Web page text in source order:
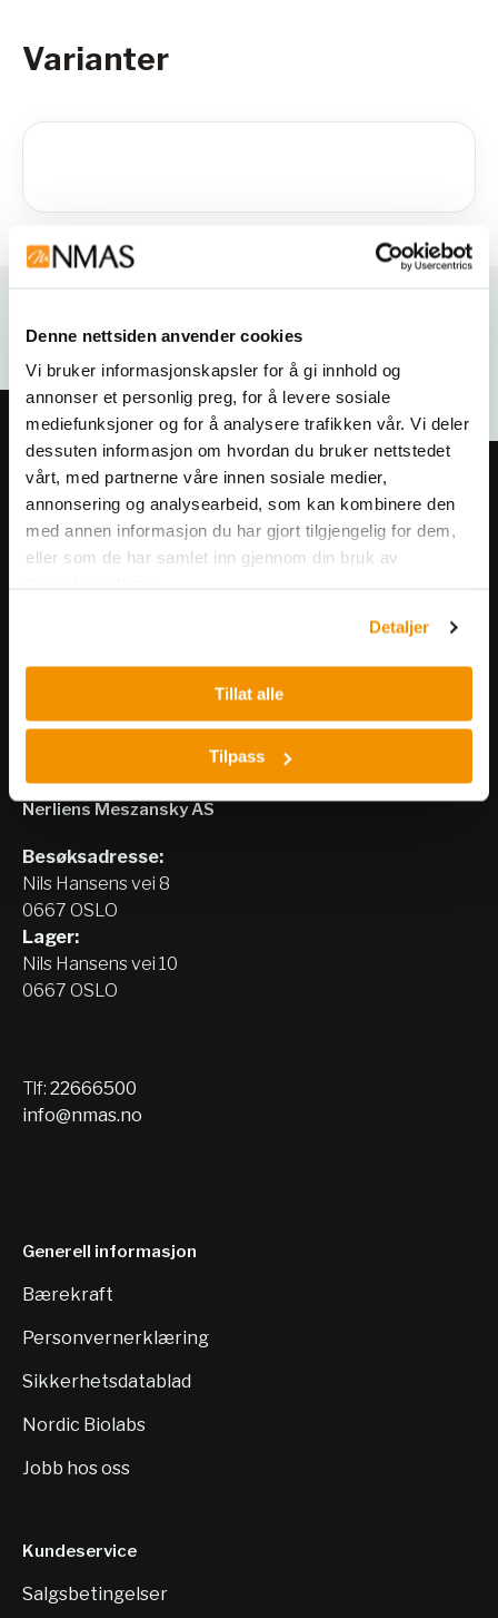
Denne nettsiden anvender cookies
Vi bruker informasjonskapsler for å gi innhold og
annonser et personlig preg, for å levere sosiale
mediefunksjoner og for å analysere trafikken vår. Vi deler
dessuten informasjon om hvordan du bruker nettstedet
vårt, med partnerne våre innen sosiale medier,
annonsering og analysearbeid, som kan kombinere den
med annen informasjon du har gjort tilgjengelig for dem,
eller som de har samlet inn gjennom din bruk av
Detaljer
Tillat alle
Tilpass
Varianter
Relaterte produkter
Meld deg på vårt nyhetsbrev!
Få informasjon om produkter,
arrangementer og kampanjer.
Nerliens Meszansky AS
Besøksadresse:
Nils Hansens vei 8
0667 OSLO
Lager:
Nils Hansens vei 10
0667 OSLO
Tlf: 22666500
info@nmas.no
Generell informasjon
Bærekraft
Personvernerklæring
Sikkerhetsdatablad
Nordic Biolabs
Jobb hos oss
Kundeservice
Salgsbetingelser